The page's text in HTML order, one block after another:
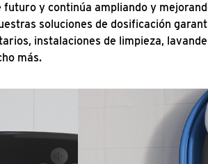
y continúa ampliando y
soluciones de dosificación
instalaciones de limpieza,
más.